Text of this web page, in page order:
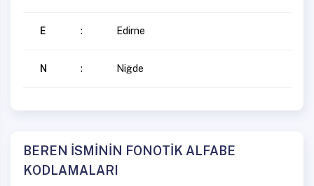
E : Edirne
N : Niğde
BEREN İSMİNİN FONOTİK ALFABE
KODLAMALARI